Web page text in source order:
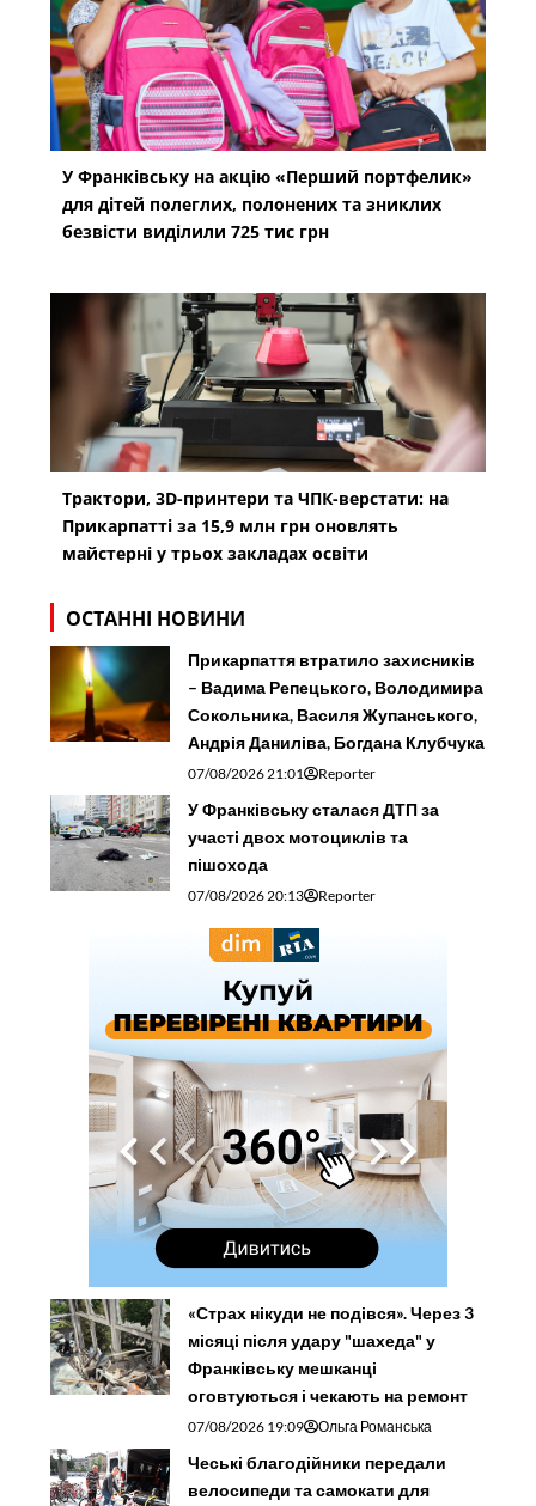
У Франківську на акцію «Перший портфелик»
для дітей полеглих, полонених та зниклих
безвісти виділили 725 тис грн
Трактори, 3D-принтери та ЧПК-верстати: на
Прикарпатті за 15,9 млн грн оновлять
майстерні у трьох закладах освіти
ОСТАННІ НОВИНИ
Прикарпаття втратило захисників
– Вадима Репецького, Володимира
Сокольника, Василя Жупанського,
Андрія Даниліва, Богдана Клубчука
07/08/2026 21:01 Reporter
У Франківську сталася ДТП за
участі двох мотоциклів та
пішохода
07/08/2026 20:13 Reporter
«Страх нікуди не подівся». Через 3
місяці після удару "шахеда" у
Франківську мешканці
оговтуються і чекають на ремонт
07/08/2026 19:09 Ольга Романська
Чеські благодійники передали
велосипеди та самокати для